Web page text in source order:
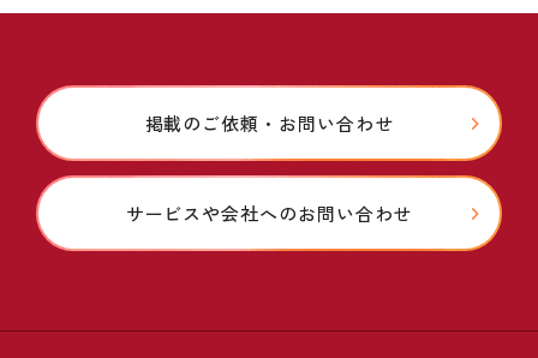
掲載のご依頼・お問い合わせ
サービスや会社へのお問い合わせ